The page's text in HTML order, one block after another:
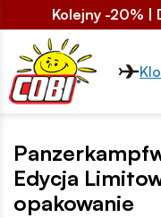
Kolejny -20% |
Edycja
opakowanie